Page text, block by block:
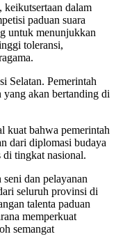
keikutsertaan dalam
paduan suara
untuk menunjukkan
toleransi,
Selatan. Pemerintah
akan bertanding di
kuat bahwa pemerintah
dari diplomasi budaya
tingkat nasional.
dan pelayanan
seluruh provinsi di
talenta paduan
memperkuat
semangat